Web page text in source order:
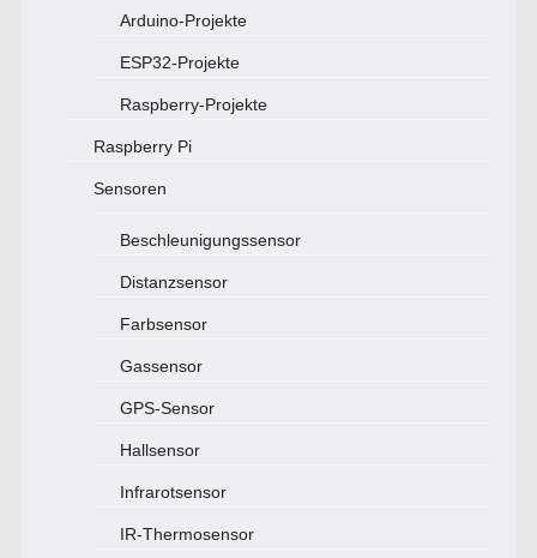
Arduino-Projekte
ESP32-Projekte
Raspberry-Projekte
Raspberry Pi
Sensoren
Beschleunigungssensor
Distanzsensor
Farbsensor
Gassensor
GPS-Sensor
Hallsensor
Infrarotsensor
IR-Thermosensor